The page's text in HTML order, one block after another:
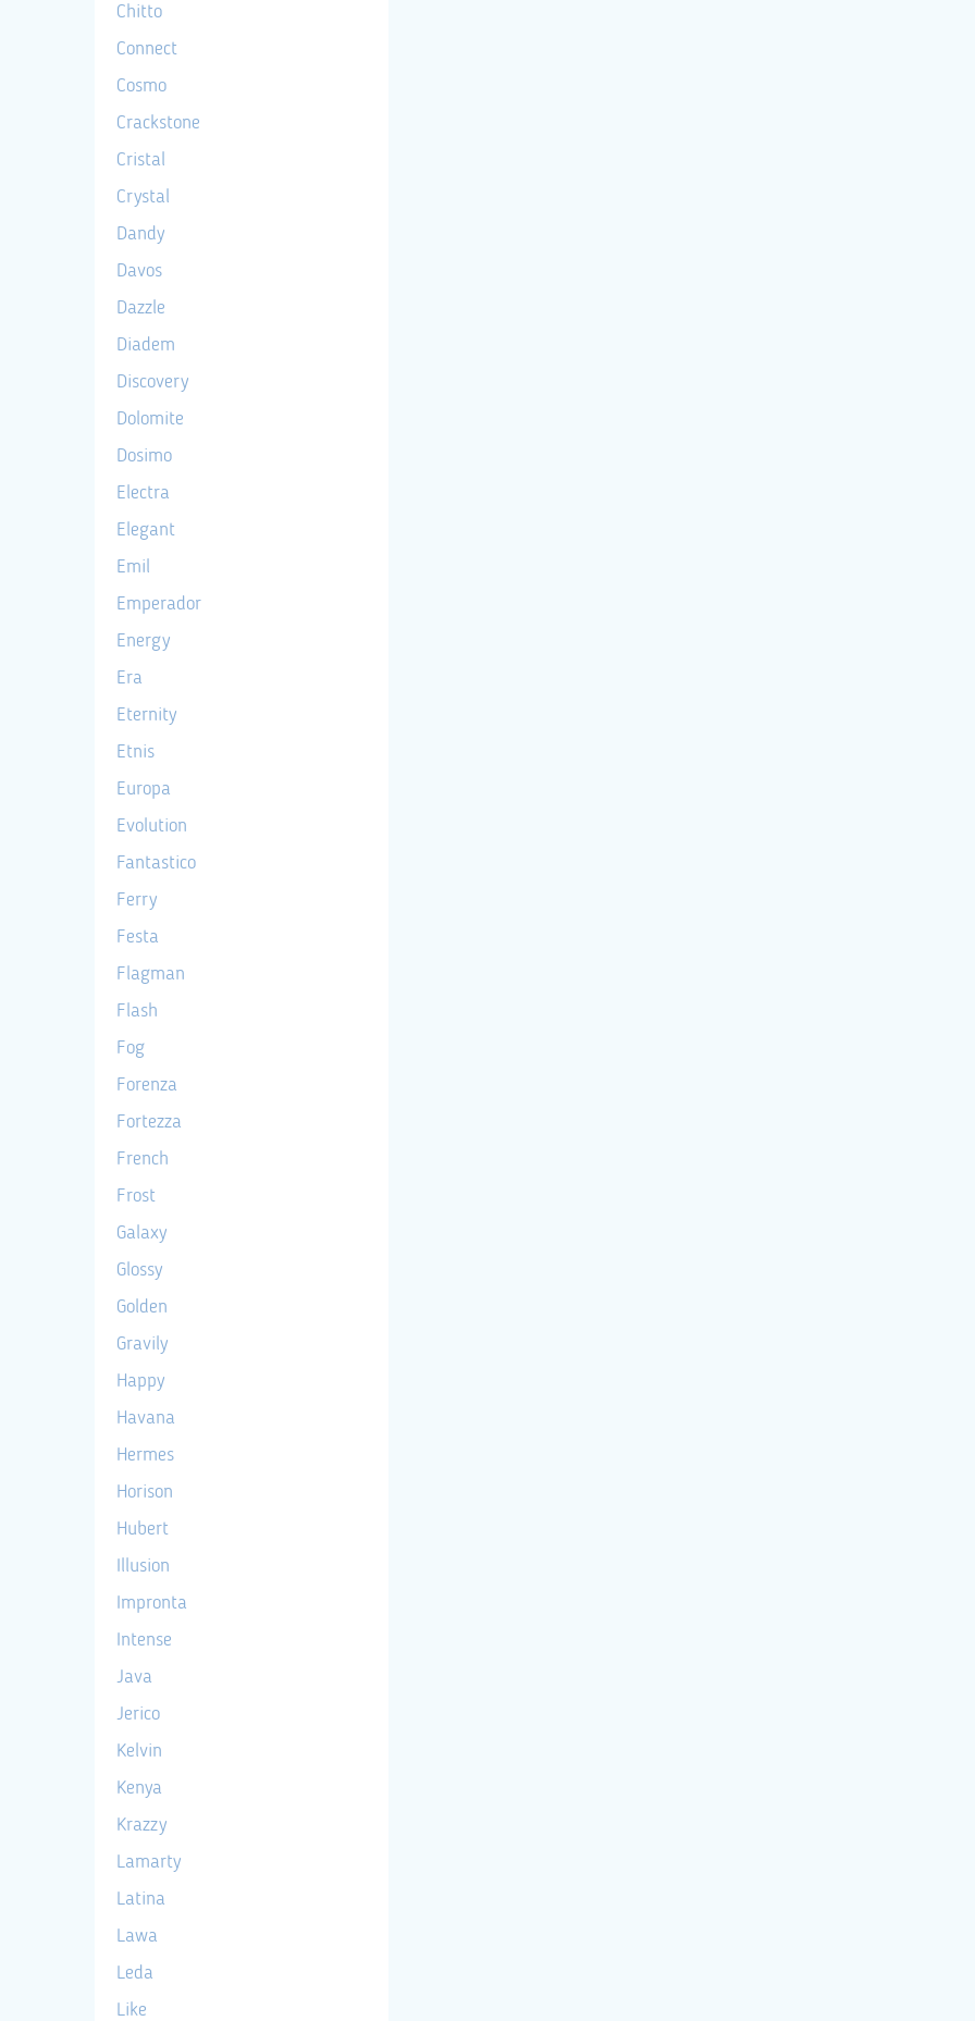
Chitto
Connect
Cosmo
Crackstone
Cristal
Crystal
Dandy
Davos
Dazzle
Diadem
Discovery
Dolomite
Dosimo
Electra
Elegant
Emil
Emperador
Energy
Era
Eternity
Etnis
Europa
Evolution
Fantastico
Ferry
Festa
Flagman
Flash
Fog
Forenza
Fortezza
French
Frost
Galaxy
Glossy
Golden
Gravily
Happy
Havana
Hermes
Horison
Hubert
Illusion
Impronta
Intense
Java
Jerico
Kelvin
Kenya
Krazzy
Lamarty
Latina
Lawa
Leda
Like